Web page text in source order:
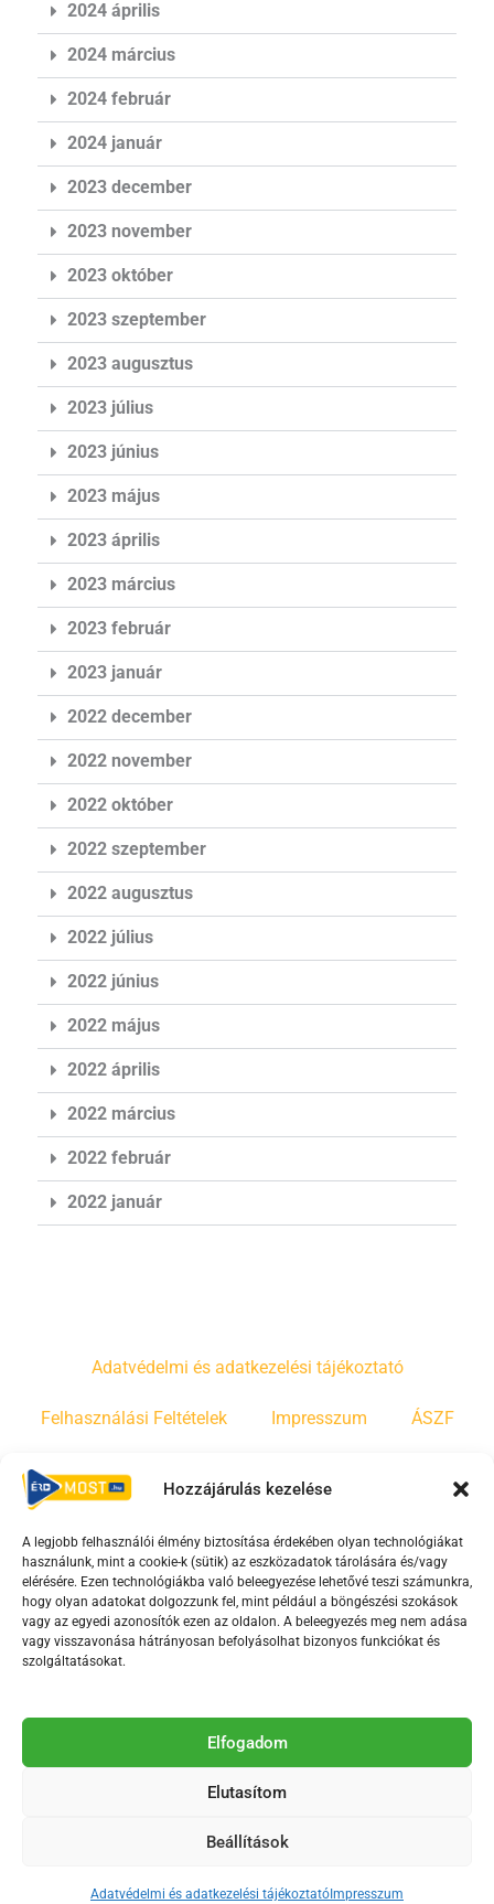
Hozzájárulás kezelése
A legjobb felhasználói élmény biztosítása érdekében olyan technológiákat
használunk, mint a cookie-k (sütik) az eszközadatok tárolására és/vagy
elérésére. Ezen technológiákba való beleegyezése lehetővé teszi számunkra,
hogy olyan adatokat dolgozzunk fel, mint például a böngészési szokások
vagy az egyedi azonosítók ezen az oldalon. A beleegyezés meg nem adása
vagy visszavonása hátrányosan befolyásolhat bizonyos funkciókat és
szolgáltatásokat.
Elfogadom
Elutasítom
Beállítások
Adatvédelmi és adatkezelési tájékoztató Impresszum
2024 április
2024 március
2024 február
2024 január
2023 december
2023 november
2023 október
2023 szeptember
2023 augusztus
2023 július
2023 június
2023 május
2023 április
2023 március
2023 február
2023 január
2022 december
2022 november
2022 október
2022 szeptember
2022 augusztus
2022 július
2022 június
2022 május
2022 április
2022 március
2022 február
2022 január
Adatvédelmi és adatkezelési tájékoztató
Felhasználási Feltételek Impresszum ÁSZF
F
a
c
e
b
o
-
Y
o
u
t
u
e
s
r
T
i
k
t
Az Érd Média médiaszolgáltatási tevékenységét a
Médiatanács a Magyar Média Mecenatúra program
2018-2026. © Minden jog fenntartva, Érd Megyei Jogú Város